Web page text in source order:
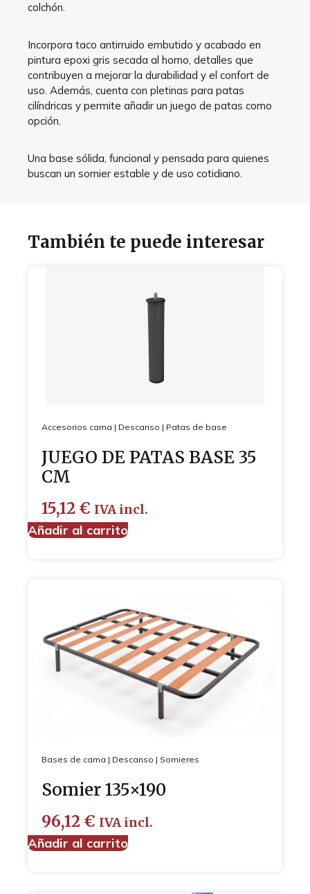
colchón.
Incorpora taco antirruido embutido y acabado en
pintura epoxi gris secada al horno, detalles que
contribuyen a mejorar la durabilidad y el confort de
uso. Además, cuenta con pletinas para patas
cilíndricas y permite añadir un juego de patas como
opción.
Una base sólida, funcional y pensada para quienes
buscan un somier estable y de uso cotidiano.
También te puede interesar
Accesorios cama | Descanso | Patas de base
JUEGO DE PATAS BASE 35
CM
15,12 € IVA incl.
Añadir al carrito
Bases de cama | Descanso | Somieres
Somier 135×190
96,12 € IVA incl.
Añadir al carrito